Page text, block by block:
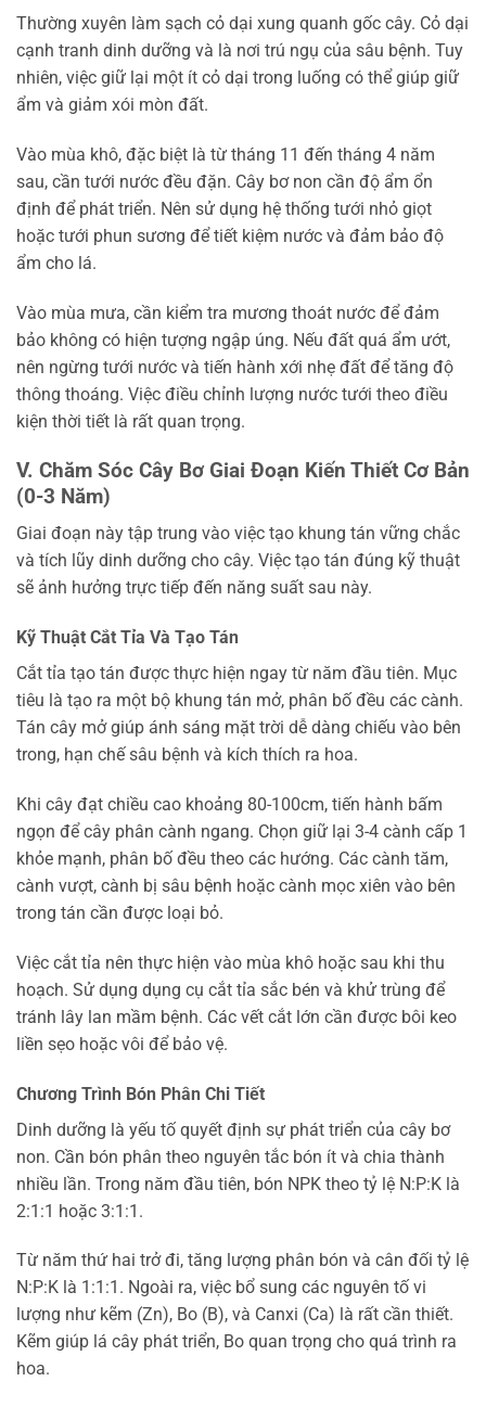
Thường xuyên làm sạch cỏ dại xung quanh gốc cây. Cỏ dại
cạnh tranh dinh dưỡng và là nơi trú ngụ của sâu bệnh. Tuy
nhiên, việc giữ lại một ít cỏ dại trong luống có thể giúp giữ
ẩm và giảm xói mòn đất.
Vào mùa khô, đặc biệt là từ tháng 11 đến tháng 4 năm
sau, cần tưới nước đều đặn. Cây bơ non cần độ ẩm ổn
định để phát triển. Nên sử dụng hệ thống tưới nhỏ giọt
hoặc tưới phun sương để tiết kiệm nước và đảm bảo độ
ẩm cho lá.
Vào mùa mưa, cần kiểm tra mương thoát nước để đảm
bảo không có hiện tượng ngập úng. Nếu đất quá ẩm ướt,
nên ngừng tưới nước và tiến hành xới nhẹ đất để tăng độ
thông thoáng. Việc điều chỉnh lượng nước tưới theo điều
kiện thời tiết là rất quan trọng.
V. Chăm Sóc Cây Bơ Giai Đoạn Kiến Thiết Cơ Bản
(0-3 Năm)
Giai đoạn này tập trung vào việc tạo khung tán vững chắc
và tích lũy dinh dưỡng cho cây. Việc tạo tán đúng kỹ thuật
sẽ ảnh hưởng trực tiếp đến năng suất sau này.
Kỹ Thuật Cắt Tỉa Và Tạo Tán
Cắt tỉa tạo tán được thực hiện ngay từ năm đầu tiên. Mục
tiêu là tạo ra một bộ khung tán mở, phân bố đều các cành.
Tán cây mở giúp ánh sáng mặt trời dễ dàng chiếu vào bên
trong, hạn chế sâu bệnh và kích thích ra hoa.
Khi cây đạt chiều cao khoảng 80-100cm, tiến hành bấm
ngọn để cây phân cành ngang. Chọn giữ lại 3-4 cành cấp 1
khỏe mạnh, phân bố đều theo các hướng. Các cành tăm,
cành vượt, cành bị sâu bệnh hoặc cành mọc xiên vào bên
trong tán cần được loại bỏ.
Việc cắt tỉa nên thực hiện vào mùa khô hoặc sau khi thu
hoạch. Sử dụng dụng cụ cắt tỉa sắc bén và khử trùng để
tránh lây lan mầm bệnh. Các vết cắt lớn cần được bôi keo
liền sẹo hoặc vôi để bảo vệ.
Chương Trình Bón Phân Chi Tiết
Dinh dưỡng là yếu tố quyết định sự phát triển của cây bơ
non. Cần bón phân theo nguyên tắc bón ít và chia thành
nhiều lần. Trong năm đầu tiên, bón NPK theo tỷ lệ N:P:K là
2:1:1 hoặc 3:1:1.
Từ năm thứ hai trở đi, tăng lượng phân bón và cân đối tỷ lệ
N:P:K là 1:1:1. Ngoài ra, việc bổ sung các nguyên tố vi
lượng như kẽm (Zn), Bo (B), và Canxi (Ca) là rất cần thiết.
Kẽm giúp lá cây phát triển, Bo quan trọng cho quá trình ra
hoa.